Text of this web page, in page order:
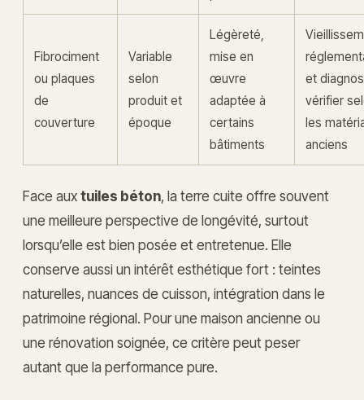
Fibrociment
ou plaques
de
couverture
Variable
selon
produit et
époque
Légèreté,
mise en
œuvre
adaptée à
certains
bâtiments
et
vérifier
les
anciens
Face auxtuiles béton, la terre cuite offre souvent
une meilleure perspective de longévité, surtout
lorsqu’elle est bien posée et entretenue. Elle
conserve aussi un intérêt esthétique fort : teintes
naturelles, nuances de cuisson, intégration dans le
patrimoine régional. Pour une maison ancienne ou
une rénovation soignée, ce critère peut peser
autant que la performance pure.